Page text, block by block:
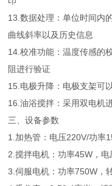
13.数据处理：单位时间内
曲线斜率以及历史信息
14.校准功能：温度传感的
阻进行验证
15.电极升降：电极支架可
16.油浴搅拌：采用双电机
三、设备参数
1.加热管：电压220V/功率
2.搅拌电机：功率45W，
3.伺服电机：功率750W，